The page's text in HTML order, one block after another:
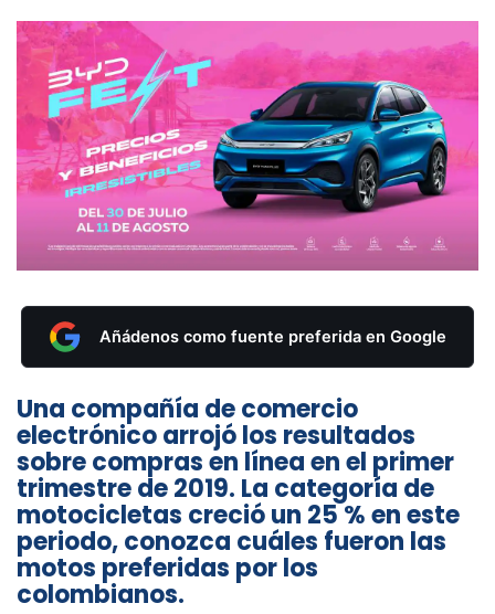
Añádenos como fuente preferida en Google
Una compañía de comercio
electrónico arrojó los resultados
sobre compras en línea en el primer
trimestre de 2019. La categoría de
motocicletas creció un 25 % en este
periodo, conozca cuáles fueron las
motos preferidas por los
colombianos.